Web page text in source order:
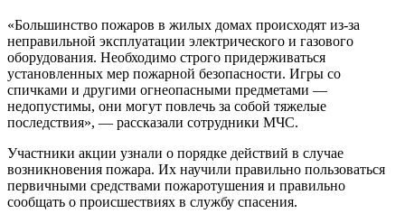
«Большинство пожаров в жилых домах происходят из-за
неправильной эксплуатации электрического и газового
оборудования. Необходимо строго придерживаться
установленных мер пожарной безопасности. Игры со
спичками и другими огнеопасными предметами —
недопустимы, они могут повлечь за собой тяжелые
последствия», — рассказали сотрудники МЧС.
Участники акции узнали о порядке действий в случае
возникновения пожара. Их научили правильно пользоваться
первичными средствами пожаротушения и правильно
сообщать о происшествиях в службу спасения.